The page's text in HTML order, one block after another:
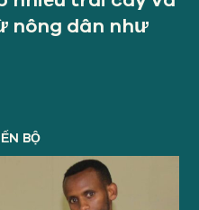
nông dân như
BỘ